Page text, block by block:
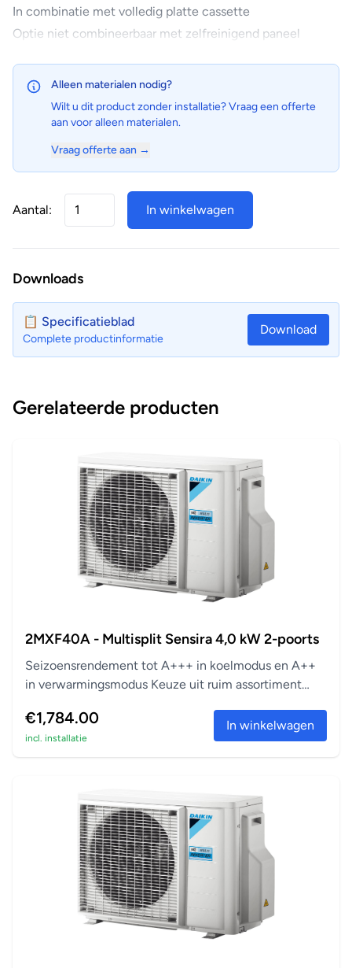
In combinatie met volledig platte cassette
Optie niet combineerbaar met zelfreinigend paneel
Alleen materialen nodig?
Wilt u dit product zonder installatie? Vraag een offerte
aan voor alleen materialen.
Vraag offerte aan →
Aantal: In winkelwagen
Downloads
📋 Specificatieblad
Complete productinformatie
Download
Gerelateerde producten
2MXF40A - Multisplit Sensira 4,0 kW 2-poorts
Seizoensrendement tot A+++ in koelmodus en A++
in verwarmingsmodus Keuze uit ruim assortiment
€1,784.00
incl. installatie
In winkelwagen